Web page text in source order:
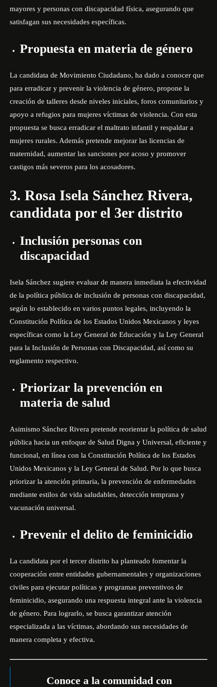
mayores y personas con discapacidad física, asegurando que
satisfagan sus necesidades específicas.
Propuesta en materia de género
La candidata de Movimiento Ciudadano, ha dado a conocer que
para erradicar y prevenir la violencia de género, propone la
creación de talleres desde niveles iniciales, foros comunitarios y
apoyo a refugios para mujeres víctimas de violencia. Con esta
propuesta se busca erradicar el maltrato infantil y respaldar a
mujeres rurales. Además pretende mejorar las licencias de
maternidad, aumentar las sanciones por acoso y promover
castigos más severos para los acosadores.
3. Rosa Isela Sánchez Rivera,
candidata por el 3er distrito
Inclusión personas con
discapacidad
Isela Sánchez sugiere evaluar de manera inmediata la efectividad
de la política pública de inclusión de personas con discapacidad,
según lo establecido en varios puntos legales, incluyendo la
Constitución Política de los Estados Unidos Mexicanos y leyes
específicas como la Ley General de Educación y la Ley General
para la Inclusión de Personas con Discapacidad, así como su
reglamento respectivo.
Priorizar la prevención en
materia de salud
Asimismo Sánchez Rivera pretende reorientar la política de salud
pública hacia un enfoque de Salud Digna y Universal, eficiente y
funcional, en línea con la Constitución Política de los Estados
Unidos Mexicanos y la Ley General de Salud. Por lo que busca
priorizar la atención primaria, la prevención de enfermedades
mediante estilos de vida saludables, detección temprana y
vacunación universal.
Prevenir el delito de feminicidio
La candidata por el tercer distrito ha planteado fomentar la
cooperación entre entidades gubernamentales y organizaciones
civiles para ejecutar políticas y programas preventivos de
feminicidio, asegurando una respuesta integral ante la violencia
de género. Para lograrlo, se busca garantizar atención
especializada a las víctimas, abordando sus necesidades de
manera completa y efectiva.
Conoce a la comunidad con